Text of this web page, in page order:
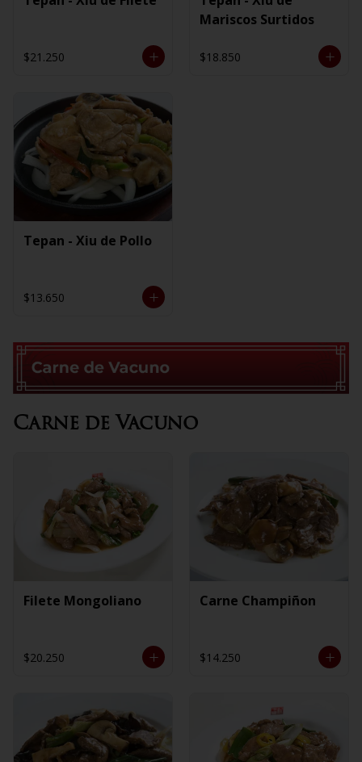
$21.250
Mariscos Surtidos
$18.850
Tepan - Xiu de Pollo
$13.650
Carne de Vacuno
Filete Mongoliano
$20.250
Carne Champiñon
$14.250